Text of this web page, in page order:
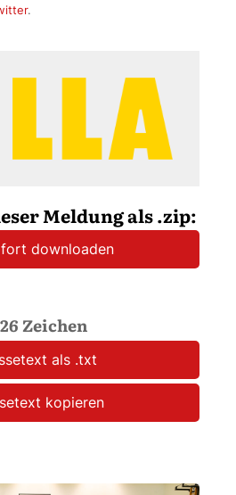
.
Meldung als .zip:
downloaden
Zeichen
als .txt
kopieren